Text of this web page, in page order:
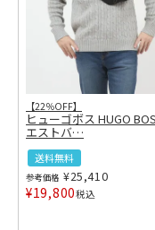
【22％OFF】
ヒューゴボス HUGO
エストバ…
送料無料
参考価格 ¥25,410
¥19,800税込